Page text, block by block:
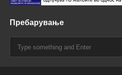
Пребарување